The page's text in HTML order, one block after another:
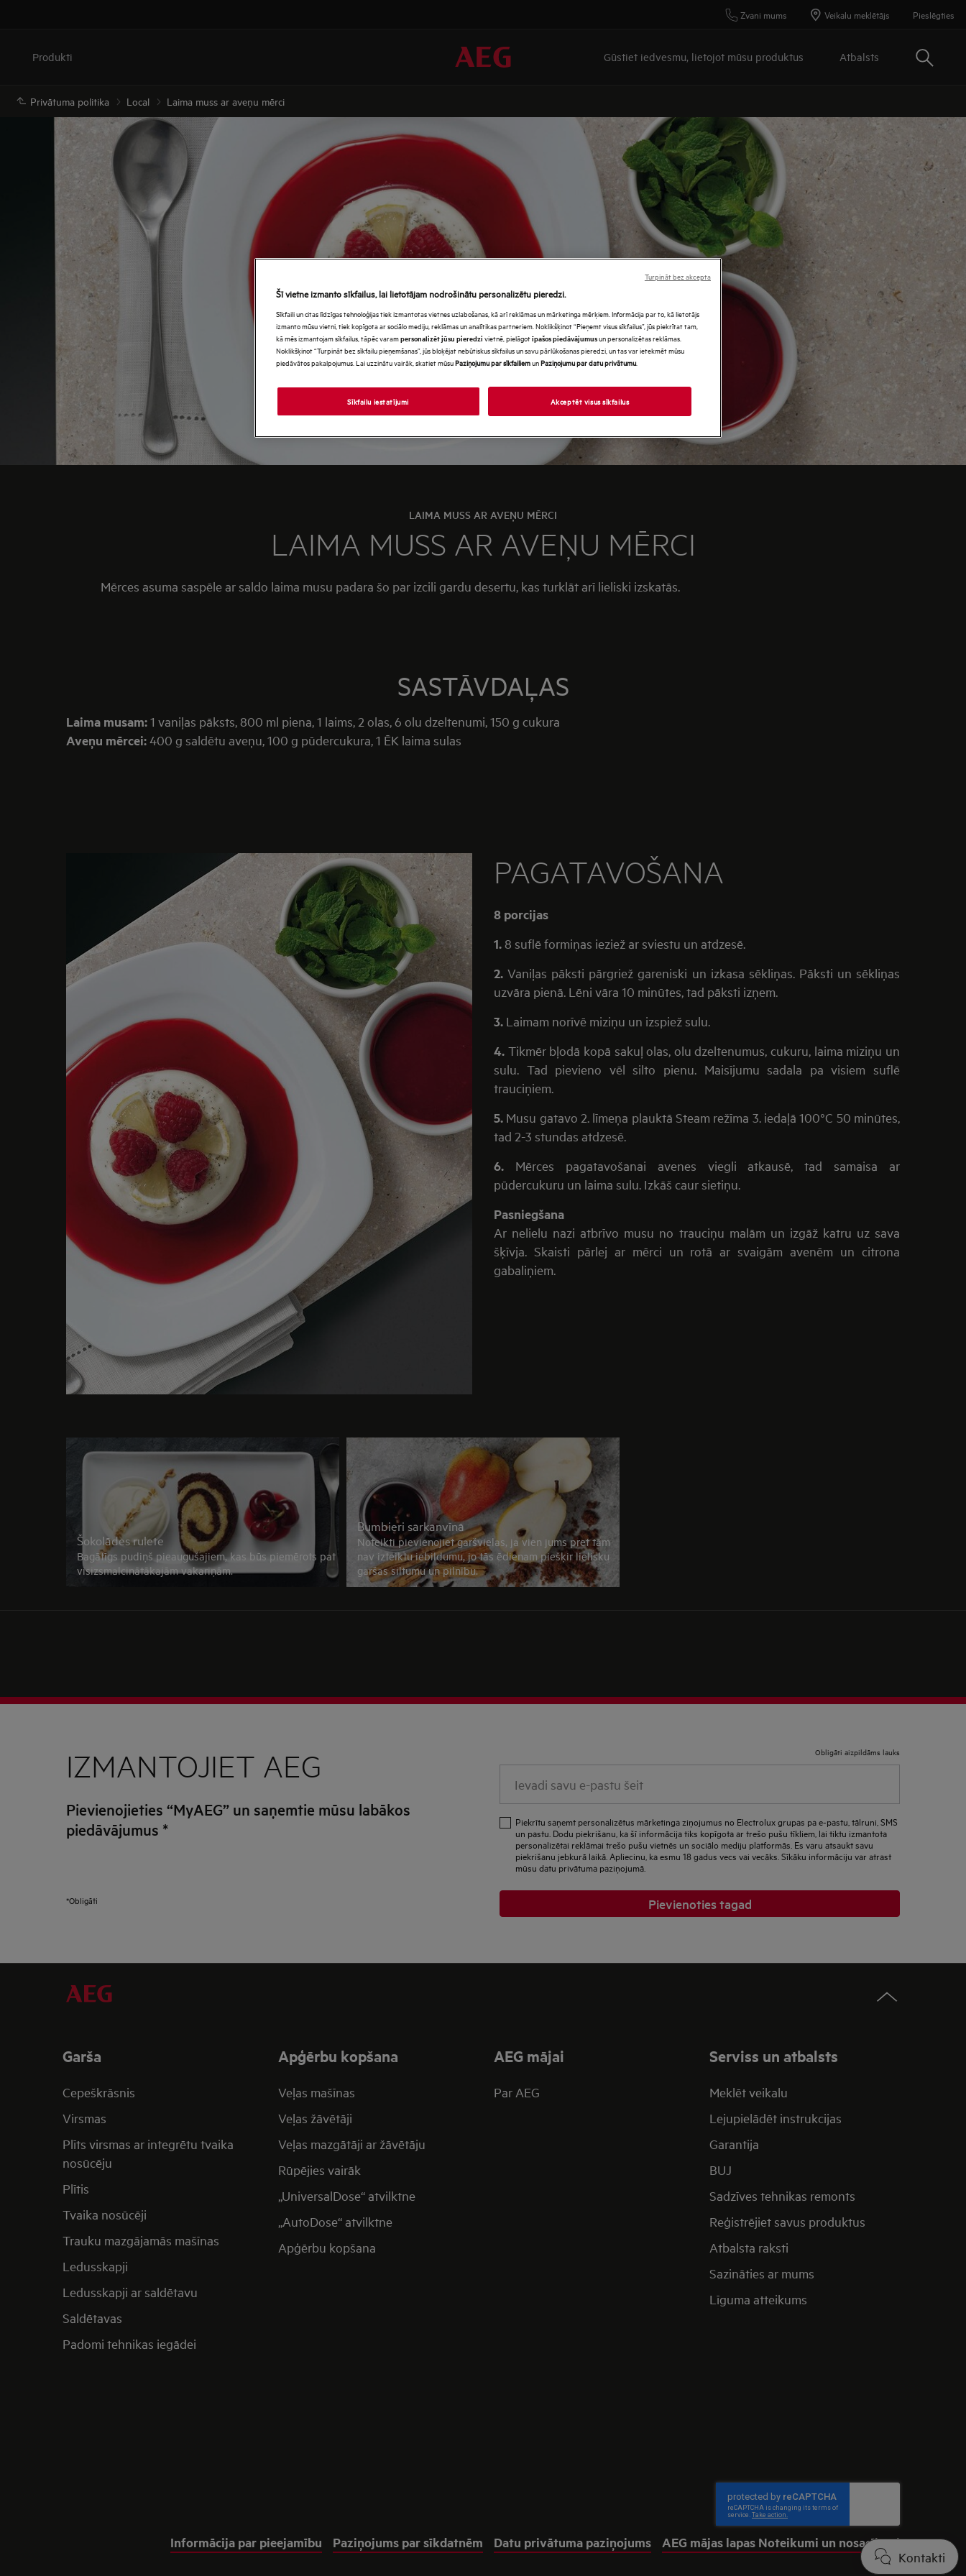
Zvani mums Veikalu meklētājs Pieslēgties
Produkti Gūstiet iedvesmu, lietojot mūsu produktus Atbalsts Meklēt
Privātuma politika Local Laima muss ar aveņu mērci
LAIMA MUSS AR AVEŅU MĒRCI
LAIMA MUSS AR AVEŅU MĒRCI
Mērces asuma saspēle ar saldo laima musu padara šo par izcili gardu desertu, kas turklāt arī lieliski izskatās.
SASTĀVDAĻAS
Laima musam:1 vaniļas pāksts, 800 ml piena, 1 laims, 2 olas, 6 olu dzeltenumi, 150 g cukura
Aveņu mērcei:400 g saldētu aveņu, 100 g pūdercukura, 1 ĒK laima sulas
PAGATAVOŠANA
8 porcijas
1.8 suflē formiņas ieziež ar sviestu un atdzesē.
2.Vaniļas pāksti pārgriež gareniski un izkasa sēkliņas. Pāksti un sēkliņas
uzvāra pienā. Lēni vāra 10 minūtes, tad pāksti izņem.
3. Laimam norīvē miziņu un izspiež sulu.
4. Tikmēr bļodā kopā sakuļ olas, olu dzeltenumus, cukuru, laima miziņu un
sulu. Tad pievieno vēl silto pienu. Maisījumu sadala pa visiem suflē
trauciņiem.
5. Musu gatavo 2. līmeņa plauktā Steam režīma 3. iedaļā 100°C 50 minūtes,
tad 2-3 stundas atdzesē.
6. Mērces pagatavošanai avenes viegli atkausē, tad samaisa ar
pūdercukuru un laima sulu. Izkāš caur sietiņu.
Pasniegšana
Ar nelielu nazi atbrīvo musu no trauciņu malām un izgāž katru uz sava
šķīvja. Skaisti pārlej ar mērci un rotā ar svaigām avenēm un citrona
gabaliņiem.
Šokolādes rulete
Bagātīgs pudiņš pieaugušajiem, kas būs piemērots pat
visizsmalcinātākajām vakariņām.
Bumbieri sarkanvīnā
Noteikti pievienojiet garšvielas, ja vien jums pret tām
nav izteiktu iebildumu, jo tās ēdienam piešķir lielisku
garšas siltumu un pilnību.
Kontakti
IZMANTOJIET AEG
Pievienojieties “MyAEG” un saņemtie mūsu labākos
piedāvājumus *
*Obligāti
Obligāti aizpildāms lauks
savu
pastu
šeit
Piekrītu saņemt personalizētus mārketinga ziņojumus no Electrolux grupas pa e-pastu, tālruni, SMS
un pastu. Dodu piekrišanu, ka šī informācija tiks kopīgota ar trešo pušu tīkliem, lai tiktu izmantota
personalizētai reklāmai trešo pušu vietnēs un sociālo mediju platformās. Es varu atsaukt savu
piekrišanu jebkurā laikā. Apliecinu, ka esmu 18 gadus vecs vai vecāks. Sīkāku informāciju var atrast
mūsu datu privātuma paziņojumā.
Pievienoties tagad
Garša
Cepeškrāsnis
Virsmas
Plīts virsmas ar integrētu tvaika
nosūcēju
Plītis
Tvaika nosūcēji
Trauku mazgājamās mašīnas
Ledusskapji
Ledusskapji ar saldētavu
Saldētavas
Padomi tehnikas iegādei
Apģērbu kopšana
Veļas mašīnas
Veļas žāvētāji
Veļas mazgātāji ar žāvētāju
Rūpējies vairāk
„UniversalDose“ atvilktne
„AutoDose“ atvilktne
Apģērbu kopšana
AEG mājai
Par AEG
Serviss un atbalsts
Meklēt veikalu
Lejupielādēt instrukcijas
Garantija
BUJ
Sadzīves tehnikas remonts
Reģistrējiet savus produktus
Atbalsta raksti
Sazināties ar mums
Līguma atteikums
AEG mājas lapas Noteikumi un nosacījumi
Datu privātuma paziņojums
Paziņojums par sīkdatnēm
Informācija par pieejamību
Šī vietne izmanto sīkfailus, lai lietotājam nodrošinātu personalizētu pieredzi.
Sīkfaili un citas līdzīgas tehnoloģijas tiek izmantotas vietnes uzlabošanas, kā arī reklāmas un mārketinga mērķiem. Informācija par to, kā lietotājs
izmanto mūsu vietni, tiek kopīgota ar sociālo mediju, reklāmas un analītikas partneriem. Noklikšķinot “Pieņemt visus sīkfailus”, jūs piekrītat tam,
kā mēs izmantojam sīkfailus, tāpēc varampersonalizēt jūsu pieredzi vietnē, pielāgotīpašos piedāvājumusun personalizētas reklāmas.
Noklikšķinot “Turpināt bez sīkfailu pieņemšanas”, jūs bloķējat nebūtiskus sīkfailus un savu pārlūkošanas pieredzi, un tas var ietekmēt mūsu
piedāvātos pakalpojumus. Lai uzzinātu vairāk, skatiet mūsuPaziņojumu par sīkfailiemunPaziņojumu par datu privātumu
Sīkfailu iestatījumi Akceptēt visus sīkfailus
Turpināt bez akcepta